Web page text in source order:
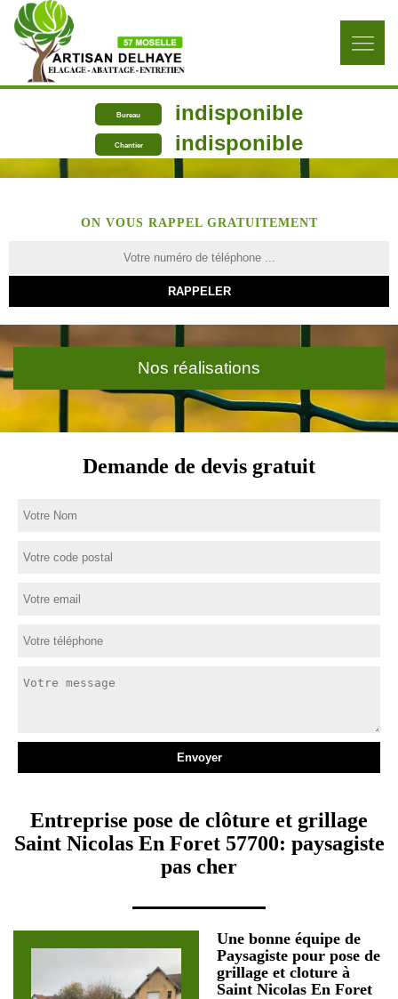
Bureau indisponible
Chantier indisponible
ON VOUS RAPPEL GRATUITEMENT
Nos réalisations
Demande de devis gratuit
Entreprise pose de clôture et grillage
Saint Nicolas En Foret 57700: paysagiste
pas cher
Une bonne équipe de
Paysagiste pour pose de
grillage et cloture à
Saint Nicolas En Foret